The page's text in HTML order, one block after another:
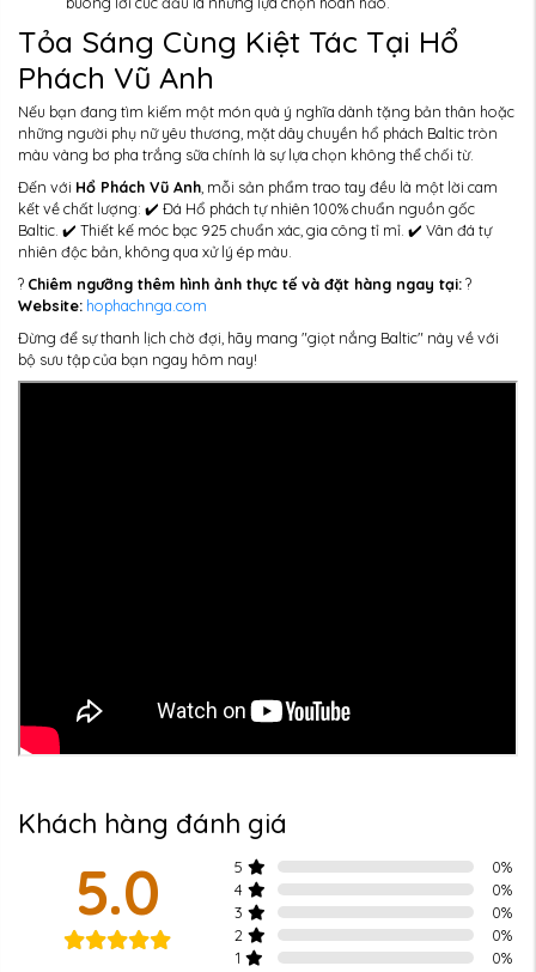
Tỏa Sáng Cùng Kiệt Tác Tại Hổ
Phách Vũ Anh
Nếu bạn đang tìm kiếm một món quà ý nghĩa dành tặng bản thân hoặc
những người phụ nữ yêu thương, mặt dây chuyền hổ phách Baltic tròn
màu vàng bơ pha trắng sữa chính là sự lựa chọn không thể chối từ.
Đến với Hổ Phách Vũ Anh, mỗi sản phẩm trao tay đều là một lời cam
kết về chất lượng: ✔️ Đá Hổ phách tự nhiên 100% chuẩn nguồn gốc
Baltic. ✔️ Thiết kế móc bạc 925 chuẩn xác, gia công tỉ mỉ. ✔️ Vân đá tự
nhiên độc bản, không qua xử lý ép màu.
? Chiêm ngưỡng thêm hình ảnh thực tế và đặt hàng ngay tại:?
Website: hophachnga.com
Đừng để sự thanh lịch chờ đợi, hãy mang "giọt nắng Baltic" này về với
bộ sưu tập của bạn ngay hôm nay!
Khách hàng đánh giá
5.0 5 0%
4
0%
3
0%
2
0%
1
0%